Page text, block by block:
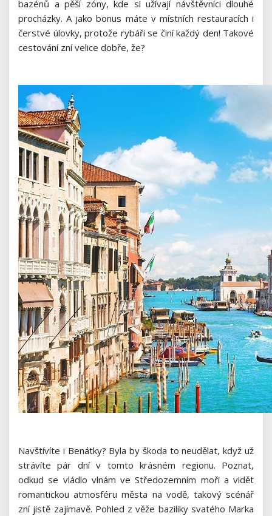
bazénů a pěší zóny, kde si užívají návštěvníci dlouhé
procházky. A jako bonus máte v místních restauracích i
čerstvé úlovky, protože rybáři se činí každý den! Takové
cestovánízní velice dobře, že?
Navštívíte i Benátky? Byla by škoda to neudělat, když už
strávíte pár dní v tomto krásném regionu. Poznat,
odkud se vládlo vlnám ve Středozemním moři a vidět
romantickou atmosféru města na vodě, takový scénář
zní jistě zajímavě. Pohled z věže baziliky svatého Marka